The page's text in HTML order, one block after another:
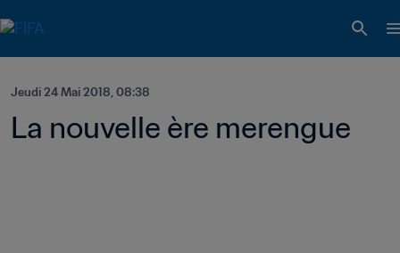
Jeudi 24 Mai 2018, 08:38
La nouvelle ère merengue